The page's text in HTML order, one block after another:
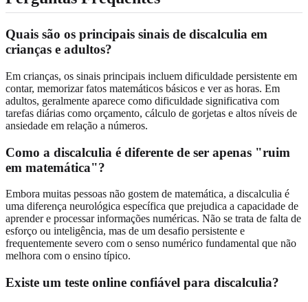
Quais são os principais sinais de discalculia em
crianças e adultos?
Em crianças, os sinais principais incluem dificuldade persistente em
contar, memorizar fatos matemáticos básicos e ver as horas. Em
adultos, geralmente aparece como dificuldade significativa com
tarefas diárias como orçamento, cálculo de gorjetas e altos níveis de
ansiedade em relação a números.
Como a discalculia é diferente de ser apenas "ruim
em matemática"?
Embora muitas pessoas não gostem de matemática, a discalculia é
uma diferença neurológica específica que prejudica a capacidade de
aprender e processar informações numéricas. Não se trata de falta de
esforço ou inteligência, mas de um desafio persistente e
frequentemente severo com o senso numérico fundamental que não
melhora com o ensino típico.
Existe um teste online confiável para discalculia?